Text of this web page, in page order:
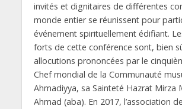
invités et dignitaires de différentes
monde entier se réunissent pour
événement spirituellement édifiant.
forts de cette conférence sont, bien
allocutions prononcées par le
Chef mondial de la Communauté
Ahmadiyya, sa Sainteté Hazrat Mirza
Ahmad (aba). En 2017, l’association